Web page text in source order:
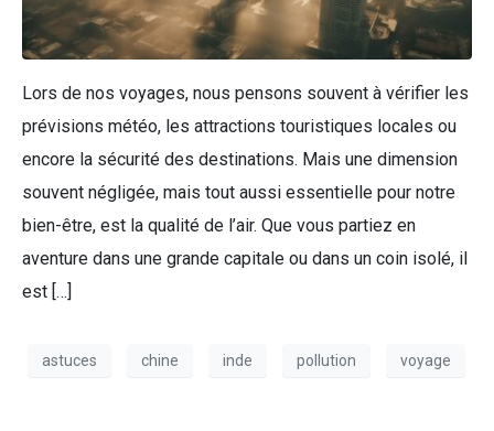
Lors de nos voyages, nous pensons souvent à vérifier les
prévisions météo, les attractions touristiques locales ou
encore la sécurité des destinations. Mais une dimension
souvent négligée, mais tout aussi essentielle pour notre
bien-être, est la qualité de l’air. Que vous partiez en
aventure dans une grande capitale ou dans un coin isolé, il
est […]
astuces chine inde pollution voyage